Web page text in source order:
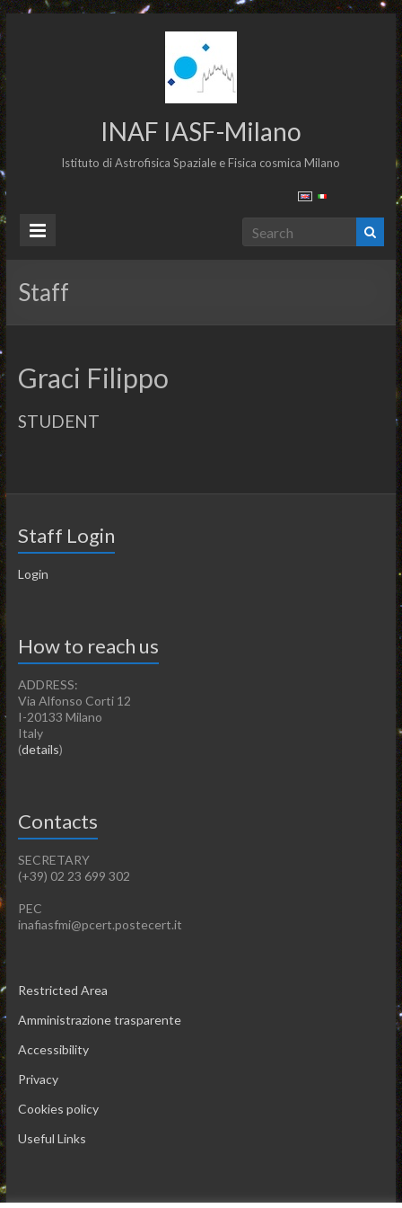
INAF IASF-Milano
Istituto di Astrofisica Spaziale e Fisica cosmica Milano
Staff
Graci Filippo
STUDENT
Staff Login
Login
How to reach us
ADDRESS:
Via Alfonso Corti 12
I-20133 Milano
Italy
(details)
Contacts
SECRETARY
(+39) 02 23 699 302
PEC
inafiasfmi@pcert.postecert.it
Restricted Area
Amministrazione trasparente
Accessibility
Privacy
Cookies policy
Useful Links